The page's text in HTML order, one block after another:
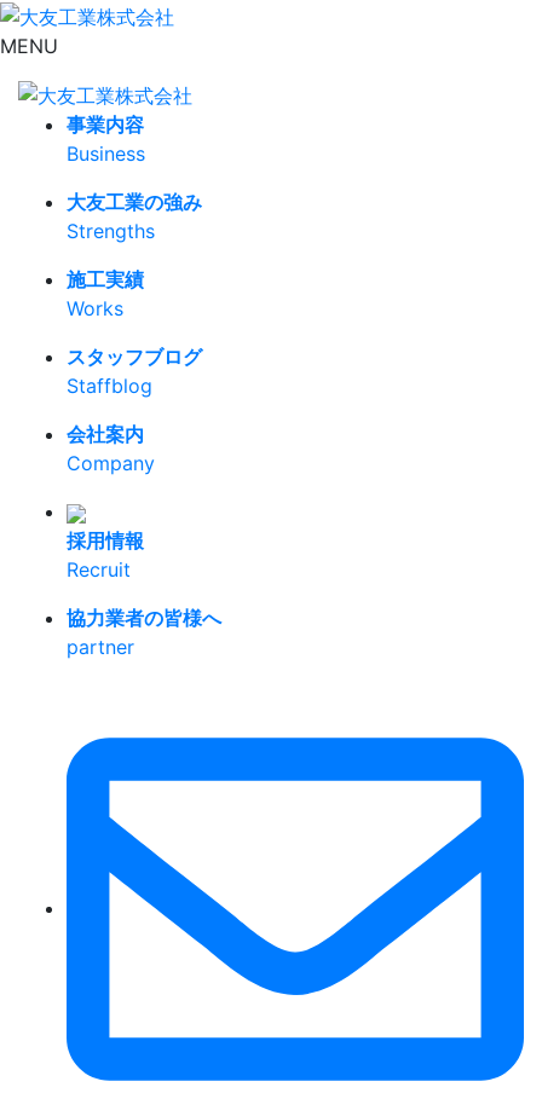
MENU
事業内容
Business
大友工業の強み
Strengths
施工実績
Works
スタッフブログ
Staffblog
会社案内
Company
採用情報
Recruit
協力業者の皆様へ
partner